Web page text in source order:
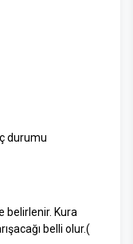
durumu
belirlenir. Kura
belli olur.(